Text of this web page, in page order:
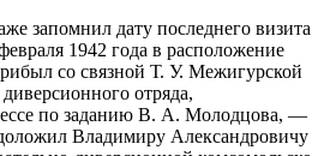
запомнил дату последнего визита
1942 года в расположение
со связной Т. У. Межигурской
отряда,
по заданию В. А. Молодцова, —
Владимиру Александровичу